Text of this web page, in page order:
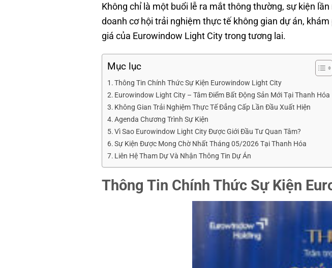
Không chỉ là một buổi lễ ra mắt thông thường, sự kiện
doanh cơ hội trải nghiệm thực tế không gian dự án,
giá của Eurowindow Light City trong tương lai.
Mục lục
Thông Tin Chính Thức Sự Kiện Eurowindow Light City
Eurowindow Light City – Tâm Điểm Bất Động Sản Mới Tại Thanh Hóa
Không Gian Trải Nghiệm Thực Tế Đẳng Cấp Lần Đầu Xuất Hiện
Agenda Chương Trình Sự Kiện
Vì Sao Eurowindow Light City Được Giới Đầu Tư Quan Tâm?
Sự Kiện Được Mong Chờ Nhất Tháng 05/2026 Tại Thanh Hóa
Liên Hệ Tham Dự Và Nhận Thông Tin Dự Án
Thông Tin Chính Thức Sự Kiện